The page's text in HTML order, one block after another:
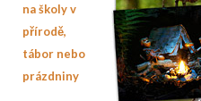
na školy v
přírodě,
tábor nebo
prázdniny